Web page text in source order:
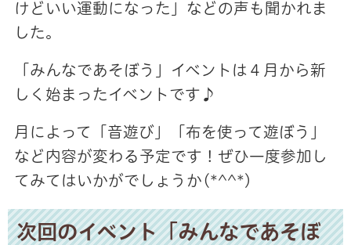
けどいい運動になった」などの声も聞かれま
した。
「みんなであそぼう」イベントは４月から新
しく始まったイベントです♪
月によって「音遊び」「布を使って遊ぼう」
など内容が変わる予定です！ぜひ一度参加し
てみてはいかがでしょうか(*^^*)
次回のイベント「みんなであそぼ